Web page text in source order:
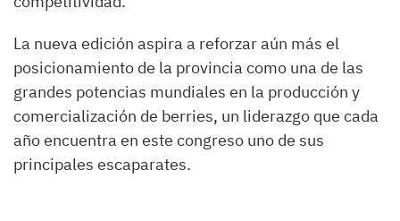
La nueva edición aspira a reforzar aún más el
posicionamiento de la provincia como una de las
grandes potencias mundiales en la producción y
comercialización de berries, un liderazgo que cada
año encuentra en este congreso uno de sus
principales escaparates.